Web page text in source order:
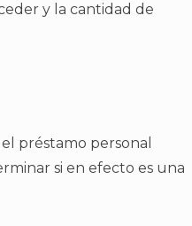
y la cantidad de
préstamo personal
si en efecto es una